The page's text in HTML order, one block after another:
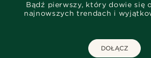
Bądź pierwszy, który dowie się
najnowszych trendach i
DOŁĄCZ